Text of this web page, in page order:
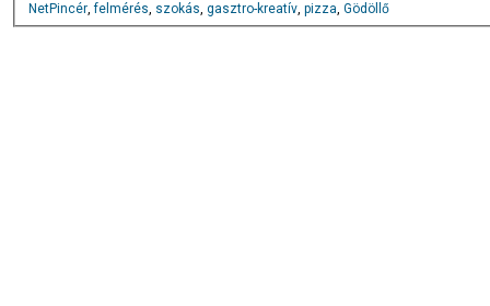
NetPincér,felmérés, szokás, gasztro-kreatív, pizza, Gödöllő